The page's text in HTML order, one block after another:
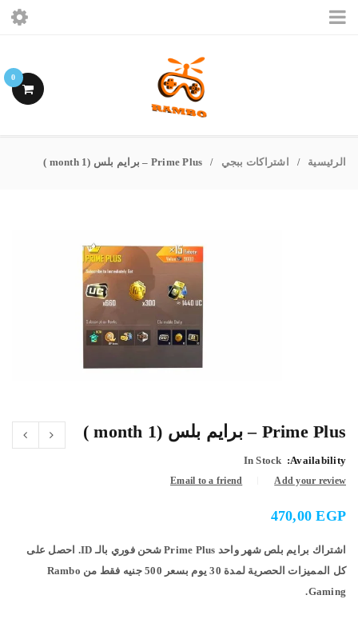
الرئيسيه
ببجى موبايل
0
الرئيسية / اشتراكات ببجي / Prime Plus – برايم بلس (1 month )
Prime Plus – برايم بلس (1 month )
Availability:
In Stock
Add your review
Email to a friend
470,00EGP
اشتراك برايم بلص شهر واحد Prime Plus شحن فوري بالـ ID. احصل على
كل المميزات الحصرية لمدة 30 يوم بسعر 500 جنيه فقط من Rambo
Gaming.